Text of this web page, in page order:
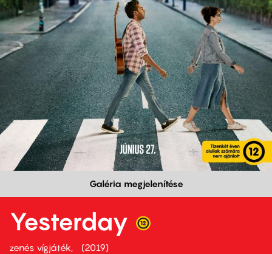
Galéria megjelenítése
Yesterday
zenés vígjáték
2019